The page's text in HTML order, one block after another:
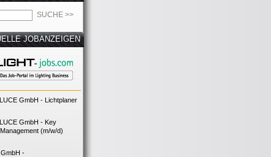
JOBANZEIGEN
GmbH - Lichtplaner
GmbH - Key
(m/w/d)
-